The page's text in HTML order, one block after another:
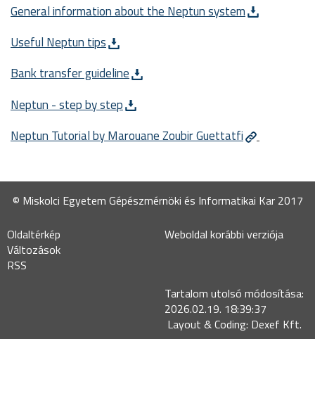
General information about the Neptun system
Useful Neptun tips
Bank transfer guideline
Neptun - step by step
Neptun Tutorial by Marouane Zoubir Guettatfi
© Miskolci Egyetem Gépészmérnöki és Informatikai Kar 2017
Oldaltérkép
Változások
RSS
Weboldal korábbi verziója
Tartalom utolsó módosítása:
2026.02.19. 18:39:37
Layout & Coding: Dexef Kft.